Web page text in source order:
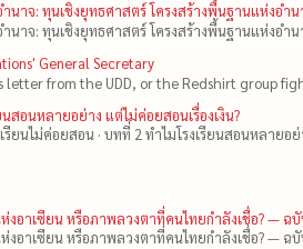
นาจ: ทุนเชิงยุทธศาสตร์ โครงสร้างพื้นฐานแห่งอำ
นาจ: ทุนเชิงยุทธศาสตร์ โครงสร้างพื้นฐานแห่งอ
General Secretary
letter from the UDD, or the Redshirt group
นสอนหลายอย่าง แต่ไม่ค่อยสอนเรื่องเงิน?
รียนไม่ค่อยสอน · บทที่ 2 ทำไมโรงเรียนสอนหลายอ
งอาเซียน หรือภาพลวงตาที่คนไทยกำลังเชื่อ? — ฉ
งอาเซียน หรือภาพลวงตาที่คนไทยกำลังเชื่อ? — ฉ